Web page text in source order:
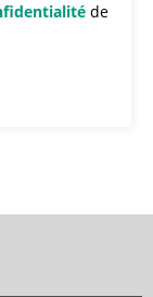
de